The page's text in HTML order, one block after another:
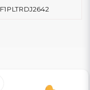
F1PLTRDJ2642